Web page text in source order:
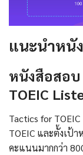
แนะนําหนั
หนังสือสอบ
TOEIC
Tactics for
TOEIC และตั้งเป้
คะแนนมากกว่า